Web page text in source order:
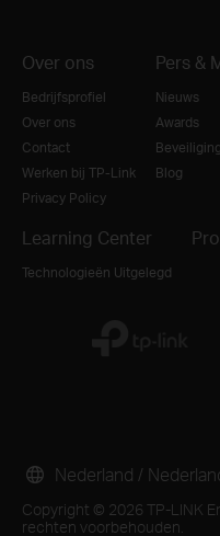
Over ons
Bedrijfsprofiel
Over ons
Contact
Werken bij TP-Link
Privacy Policy
Pers &
Nieuws
Awards
Blog
Learning Center
Technologieën Uitgelegd
Copyright © 2026 TP-LINK
rechten voorbehouden.
Nederland /